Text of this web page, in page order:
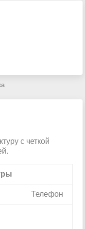
с четкой
Телефон